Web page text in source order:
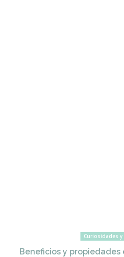
Curiosidades
Beneficios y